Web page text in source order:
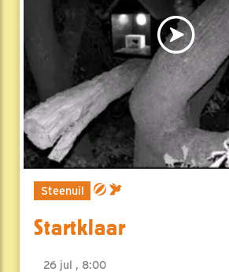
Steenuil
Startklaar
26 jul , 8:00